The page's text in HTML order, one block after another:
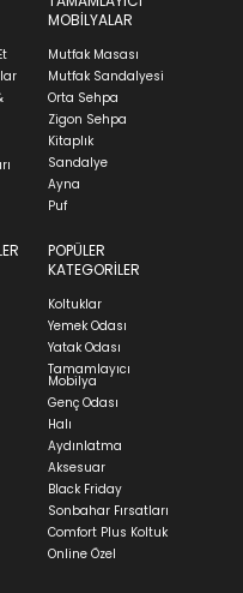
look-up is an
be available but
for long.
cm
kutusuyla ve
hasar
ve
bölümünü ziyaret ediniz.
verilme süresi
yaşadığınız şehre
ortalama 5-24 iş
teslim
stok durumuna
takip edebilirsiniz.
bölümünü ziyaret
MOBİLYALAR
Mutfak Masası
Mutfak Sandalyesi
Orta Sehpa
Zigon Sehpa
Kitaplık
Sandalye
Ayna
Puf
POPÜLER
KATEGORİLER
Koltuklar
Yemek Odası
Yatak Odası
Tamamlayıcı
Mobilya
Genç Odası
Halı
Aydınlatma
Aksesuar
Black Friday
Sonbahar Fırsatları
Comfort Plus Koltuk
Online Özel